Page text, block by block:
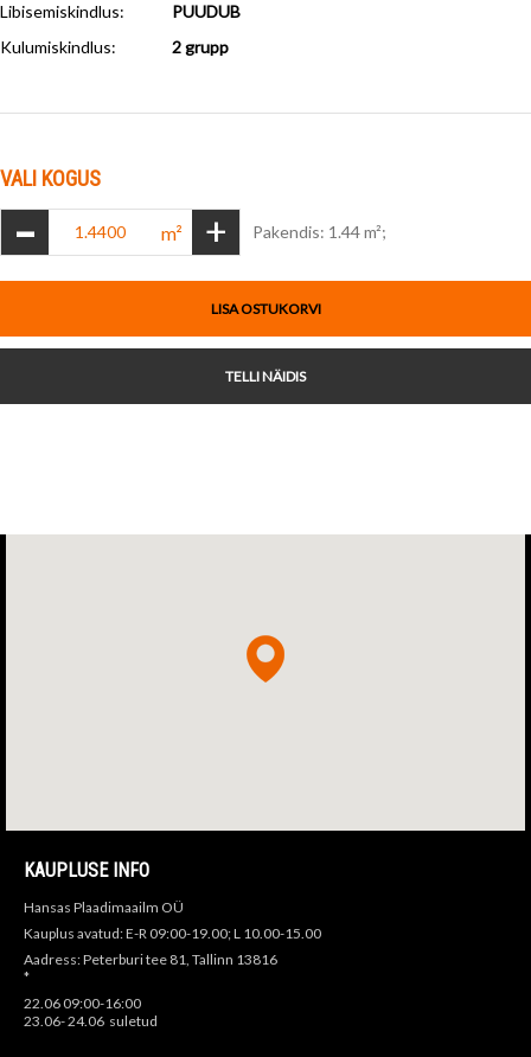
Libisemiskindlus:
PUUDUB
Kulumiskindlus: 2 grupp
VALI KOGUS
- m² + Pakendis: 1.44 m²;
LISA OSTUKORVI
TELLI NÄIDIS
KAUPLUSE INFO
Hansas Plaadimaailm OÜ
Kauplus avatud: E-R 09:00-19.00; L 10.00-15.00
Aadress: Peterburi tee 81, Tallinn 13816
*
22.06 09:00-16:00
23.06- 24.06 suletud